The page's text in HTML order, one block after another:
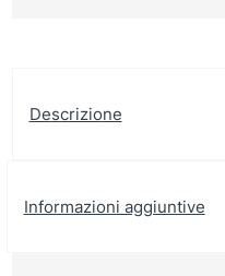
Descrizione
Informazioni aggiuntive